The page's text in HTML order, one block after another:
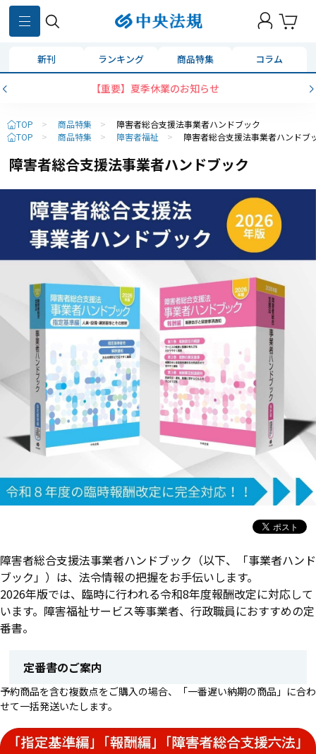
新刊 ランキング 商品特集 コラム
【重要】夏季休業のお知らせ
TOP > 商品特集 >
障害者総合支援法事業者ハンドブック
TOP
> 商品特集 > 障害者福祉 > 障害者総合支援法事業者ハンドブ
障害者総合支援法事業者ハンドブック
障害者総合支援法事業者ハンドブック（以下、「事業者ハンド
ブック」）は、法令情報の把握をお手伝いします。
2026年版では、臨時に行われる令和8年度報酬改定に対応して
います。障害福祉サービス等事業者、行政職員におすすめの定
番書。
定番書のご案内
予約商品を含む複数点をご購入の場合、「一番遅い納期の商品」に合わ
せて一括発送いたします。